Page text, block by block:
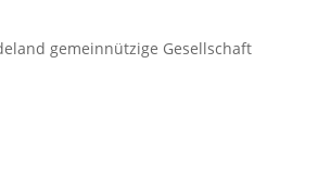
gemeinnützige Gesellschaft